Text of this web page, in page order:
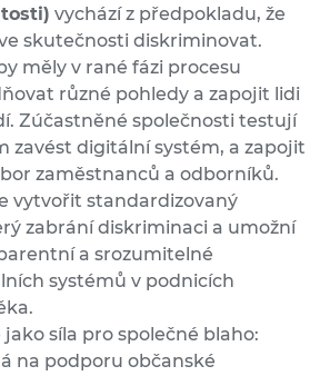
vychází z předpokladu, že
skutečnosti diskriminovat.
měly v rané fázi procesu
různé pohledy a zapojit lidi
Zúčastněné společnosti testují
zavést digitální systém, a zapojit
zaměstnanců a odborníků.
vytvořit standardizovaný
zabrání diskriminaci a umožní
a srozumitelné
systémů v podnicích
síla pro společné blaho:
na podporu občanské